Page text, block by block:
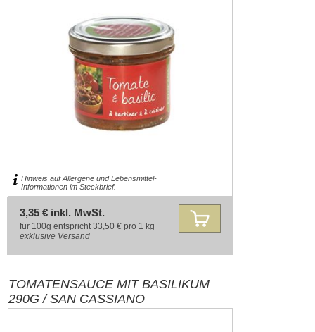
Hinweis auf Allergene und Lebensmittel-
Informationen im Steckbrief.
3,35 € inkl. MwSt.
für 100g entspricht 33,50 € pro 1 kg
exklusive Versand
TOMATENSAUCE MIT BASILIKUM
290G / SAN CASSIANO